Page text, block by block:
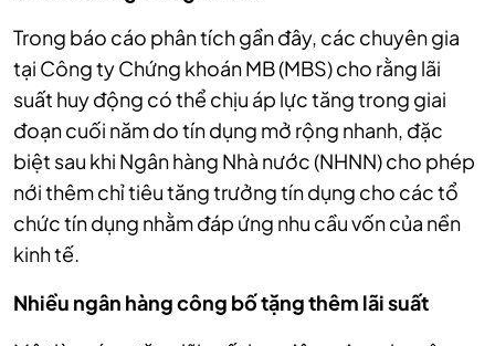
Trong báo cáo phân tích gần đây, các chuyên gia
tại Công ty Chứng khoán MB (MBS) cho rằng lãi
suất huy động có thể chịu áp lực tăng trong giai
đoạn cuối năm do tín dụng mở rộng nhanh, đặc
biệt sau khi Ngân hàng Nhà nước (NHNN) cho phép
nới thêm chỉ tiêu tăng trưởng tín dụng cho các tổ
chức tín dụng nhằm đáp ứng nhu cầu vốn của nền
kinh tế.
Nhiều ngân hàng công bố tặng thêm lãi suất